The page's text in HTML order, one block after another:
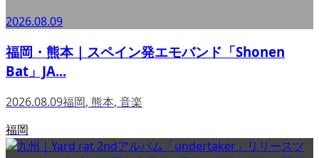
2026.08.09
福岡・熊本｜スペイン発エモバンド「Shonen
Bat」JA...
2026.08.09福岡, 熊本, 音楽
福岡